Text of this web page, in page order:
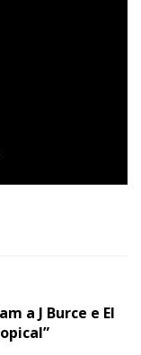
a J Burce e El